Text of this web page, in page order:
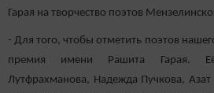
Гарая на творчество поэтов
- Для того, чтобы отметить поэтов
премия имени Рашита Гарая. Её
Лутфрахманова, Надежда Пучкова,